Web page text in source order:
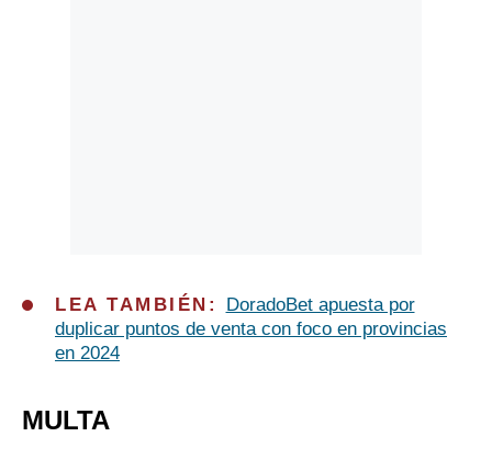
LEA TAMBIÉN:
DoradoBet apuesta por
duplicar puntos de venta con foco en provincias
en 2024
MULTA